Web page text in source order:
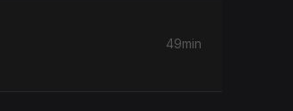
49min